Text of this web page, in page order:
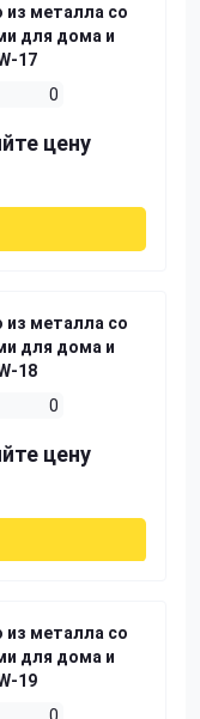
из металла со
для дома и
17
0
цену
из металла со
для дома и
18
0
цену
из металла со
для дома и
19